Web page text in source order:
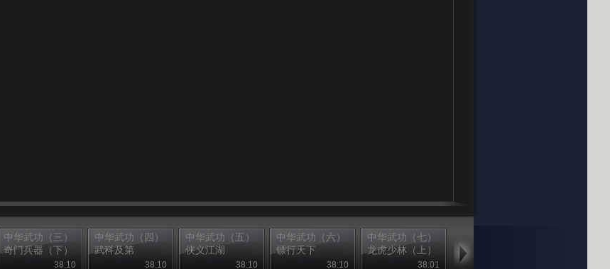
中华武功（三）
奇门兵器（下）
38:10
中华武功（四）
武科及第
38:10
中华武功（五）
侠义江湖
38:10
中华武功（六）
镖行天下
38:10
中华武功（七）
龙虎少林（上）
38:01
龙虎少林（下）